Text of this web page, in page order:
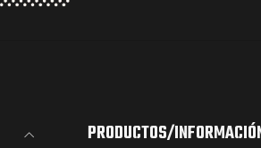
PRODUCTOS/